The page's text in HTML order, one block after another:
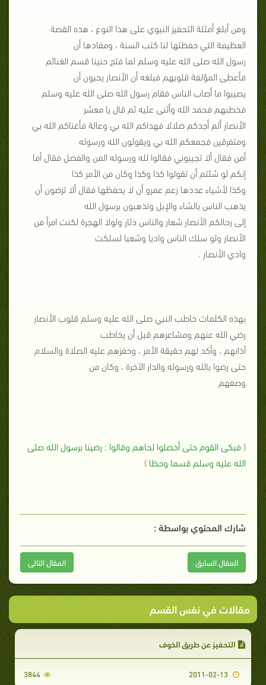
ومن أبلغ أمثلة التحفيز النبوي على هذا النوع ، هذه القصة
العظيمة التي حفظتها لنا كتب السنة ، ومفادها أن
رسول الله صلى الله عليه وسلم لما فتح حنينا قسم الغنائم
فأعطى المؤلفة قلوبهم فبلغه أن الأنصار يحبون أن
يصيبوا ما أصاب الناس فقام رسول الله صلى الله عليه وسلم
فخطبهم فحمد الله وأثنى عليه ثم قال يا معشر
الأنصار ألم أجدكم ضلالا فهداكم الله بي وعالة فأغناكم الله بي
ومتفرقين فجمعكم الله بي ويقولون الله ورسوله
أمن فقال ألا تجيبوني فقالوا لله ورسوله المن والفضل فقال أما
إنكم لو شئتم أن تقولوا كذا وكذا وكان من الأمر كذا
وكذا لأشياء عددها زعم عمرو أن لا يحفظها فقال ألا ترضون أن
يذهب الناس بالشاء والإبل وتذهبون برسول الله
إلى رحالكم الأنصار شعار والناس دثار ولولا الهجرة لكنت امرأ من
الأنصار ولو سلك الناس واديا وشعبا لسلكت
وادي الأنصار .
بهذه الكلمات خاطب النبي صلى الله عليه وسلم قلوب الأنصار
رضي الله عنهم ومشاعرهم قبل أن يخاطب
آذانهم ، وأكد لهم حقيقة الأمر ، وحفزهم عليه الصلاة والسلام
حتى رضوا بالله ورسوله والدار الآخرة ، وكان من
وصفهم
( فبكى القوم حتى أخضلوا لحاهم وقالوا : رضينا برسول الله صلى
الله عليه وسلم قسما وحظا )
شارك المحتوي بواسطة :
المقال السابق المقال التالى
مقالات في نفس القسم
التحفيز عن طريق الخوف
3844